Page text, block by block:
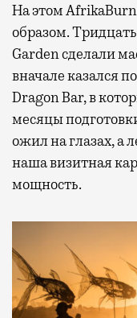
На этом
образом.
Garden сделали
вначале казался
Dragon Bar, в
месяцы
ожил на глазах, а
наша визитная
мощность.